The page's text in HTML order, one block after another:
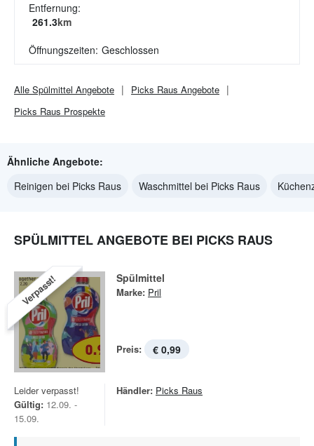
Entfernung:
261.3km
Öffnungszeiten: Geschlossen
Alle Spülmittel Angebote Picks Raus Angebote
Picks Raus Prospekte
Ähnliche Angebote:
Reinigen bei Picks Raus
Waschmittel bei Picks Raus
SPÜLMITTEL ANGEBOTE BEI PICKS RAUS
Verpasst! Spülmittel
Marke: Pril
Preis: € 0,99
Leider verpasst!
Gültig: 12.09. -
15.09.
Händler: Picks Raus